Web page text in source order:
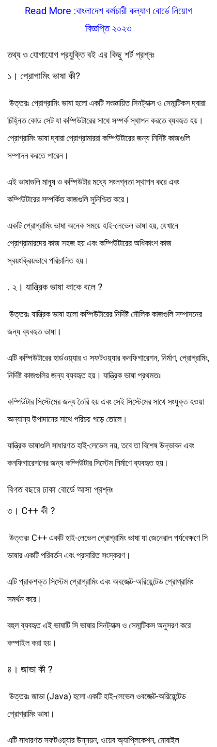
Read More :বাংলাদেশ কর্মচারী কল্যাণ বোর্ডে নিয়োগ
বিজ্ঞপ্তি ২০২৩
তথ্য ও যোগাযোগ প্রযুক্তি বই এর কিছু শর্ট প্রশ্নঃ
১। প্রোগামিং ভাষা কী?
উত্তরঃ প্রোগ্রামিং ভাষা হলো একটি সংজ্ঞায়িত সিনট্যাক্স ও সেমান্টিকস দ্বারা
চিহ্নিত কোড সেট যা কম্পিউটারের সাথে সম্পর্ক স্থাপন করতে ব্যবহৃত হয়।
প্রোগ্রামিং ভাষা দ্বারা প্রোগ্রামাররা কম্পিউটারের জন্য নির্দিষ্ট কাজগুলি
সম্পাদন করতে পারেন।
এই ভাষাগুলি মানুষ ও কম্পিউটার মধ্যে সংলগ্নতা স্থাপন করে এবং
কম্পিউটারের সম্পর্কিত কাজগুলি সুনিশ্চিত করে।
একটি প্রোগ্রামিং ভাষা অনেক সময়ে হাই-লেভেল ভাষা হয়, যেখানে
প্রোগ্রামারদের কাজ সহজ হয় এবং কম্পিউটারের অধিকাংশ কাজ
স্বয়ংক্রিয়ভাবে পরিচালিত হয়।
. ২। যান্ত্রিক ভাষা কাকে বলে ?
উত্তরঃ যান্ত্রিক ভাষা হলো কম্পিউটারের নির্দিষ্ট মৌলিক কাজগুলি সম্পাদনের
জন্য ব্যবহৃত ভাষা।
এটি কম্পিউটারের হার্ডওয়্যার ও সফটওয়্যার কনফিগারেশন, নির্মাণ, প্রোগ্রামিং,
নির্দিষ্ট কাজগুলির জন্য ব্যবহৃত হয়। যান্ত্রিক ভাষা প্রথমতঃ
কম্পিউটার সিস্টেমের জন্য তৈরি হয় এবং সেই সিস্টেমের সাথে সংযুক্ত হওয়া
অন্যান্য উপাদানের সাথে পরিচয় গড়ে তোলে।
যান্ত্রিক ভাষাগুলি সাধারণত হাই-লেভেল নয়, তবে তা বিশেষ উদ্ভাবন এবং
কনফিগারেশনের জন্য কম্পিউটার সিস্টেম নির্মাণে ব্যবহৃত হয়।
বিগত বছরে ঢাকা বোর্ডে আসা প্রশ্নঃ
৩। C++ কী ?
উত্তরঃ C++ একটি হাই-লেভেল প্রোগ্রামিং ভাষা যা জেনেরাল পর্যবেক্ষণে সি
ভাষার একটি পরিবর্তন এবং প্রসারিত সংস্করণ।
এটি প্রাকশক্ত সিস্টেম প্রোগ্রামিং এবং অবজেক্ট-অরিয়েন্টেড প্রোগ্রামিং
সমর্থন করে।
বহুল ব্যবহৃত এই ভাষাটি সি ভাষার সিনট্যাক্স ও সেমান্টিকস অনুসরণ করে
কম্পাইল করা হয়।
৪। জাভা কী ?
উত্তরঃ জাভা (Java) হলো একটি হাই-লেভেল ওবজেক্ট-অরিয়েন্টেড
প্রোগ্রামিং ভাষা।
এটি সাধারণত সফটওয়্যার উন্নয়ন, ওয়েব অ্যাপ্লিকেশন, মোবাইল